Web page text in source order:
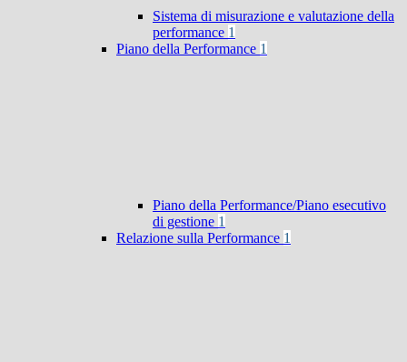
Sistema di misurazione e valutazione della
performance 1
Piano della Performance 1
Piano della Performance/Piano esecutivo
di gestione 1
Relazione sulla Performance 1